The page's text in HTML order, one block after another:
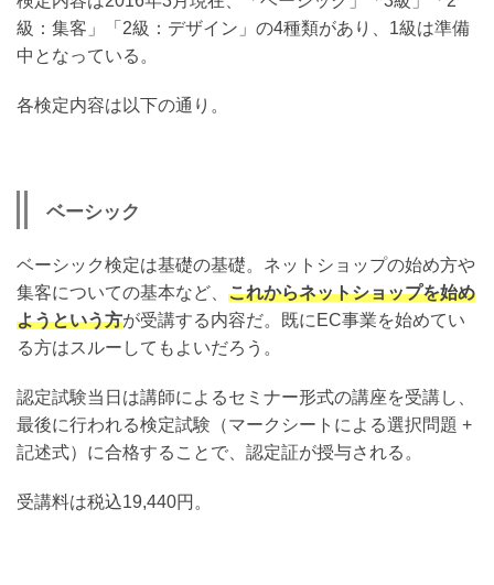
級：集客」「2級：デザイン」の4種類があり、1級は準備
中となっている。
各検定内容は以下の通り。
ベーシック
ベーシック検定は基礎の基礎。ネットショップの始め方や
集客についての基本など、 これからネットショップを始め
ようという方が受講する内容だ。既にEC事業を始めてい
る方はスルーしてもよいだろう。
認定試験当日は講師によるセミナー形式の講座を受講し、
最後に行われる検定試験（マークシートによる選択問題 +
記述式）に合格することで、認定証が授与される。
受講料は税込19,440円。